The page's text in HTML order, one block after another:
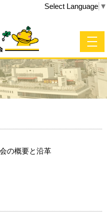
Select Language ▼
の概要と沿革